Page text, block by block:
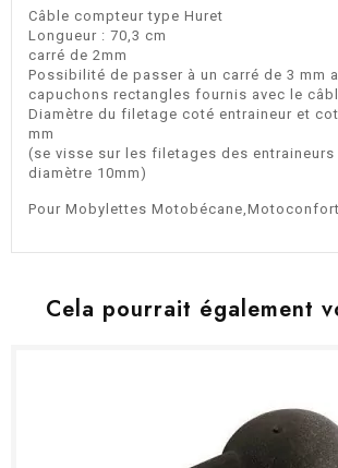
Câble compteur type Huret
Longueur : 70,3 cm
carré de 2mm
Possibilité de passer à un carré de 3 mm
capuchons rectangles fournis avec le
Diamètre du filetage coté entraineur et
mm
(se visse sur les filetages des
diamètre 10mm)
Pour Mobylettes
Cela pourrait également